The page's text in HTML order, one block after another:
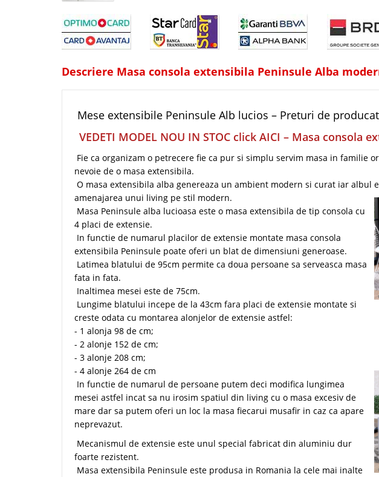
Descriere Masa consola extensibila Peninsule Alba
Mese extensibile Peninsule Alb lucios – Preturi de
VEDETI MODEL NOU IN STOC click AICI – Masa consola
Fie ca organizam o petrecere fie ca pur si simplu servim masa in familie
nevoie de o masa extensibila.
O masa extensibila alba genereaza un ambient modern si curat iar albul
amenajarea unui living pe stil modern.
Masa Peninsule alba lucioasa este o masa extensibila de tip consola cu
4 placi de extensie.
In functie de numarul placilor de extensie montate masa consola
extensibila Peninsule poate oferi un blat de dimensiuni generoase.
Latimea blatului de 95cm permite ca doua persoane sa serveasca masa
fata in fata.
Inaltimea mesei este de 75cm.
Lungime blatului incepe de la 43cm fara placi de extensie montate si
creste odata cu montarea alonjelor de extensie astfel:
- 1 alonja 98 de cm;
- 2 alonje 152 de cm;
- 3 alonje 208 cm;
- 4 alonje 264 de cm
In functie de numarul de persoane putem deci modifica lungimea
mesei astfel incat sa nu irosim spatiul din living cu o masa excesiv de
mare dar sa putem oferi un loc la masa fiecarui musafir in caz ca apare
neprevazut.
Mecanismul de extensie este unul special fabricat din aluminiu dur
foarte rezistent.
Masa extensibila Peninsule este produsa in Romania la cele mai inalte